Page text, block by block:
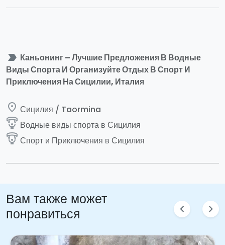
label_important Каньонинг – Лучшие Предложения В Водные
Виды Спорта И Организуйте Отдых В Спорт И
Приключения На Сицилии, Италия
place Сицилия / Taormina
paragliding Водные виды спорта в Сицилия
paragliding Спорт и Приключения в Сицилия
Вам также может
понравиться
chevron_left chevron_right